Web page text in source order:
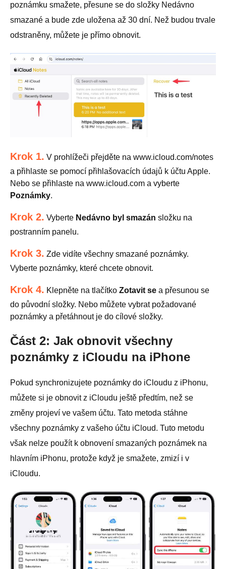
poznámku smažete, přesune se do složky Nedávno
smazané a bude zde uložena až 30 dní. Než budou trvale
odstraněny, můžete je přímo obnovit.
Krok 1. V prohlížeči přejděte na www.icloud.com/notes
a přihlaste se pomocí přihlašovacích údajů k účtu Apple.
Nebo se přihlaste na www.icloud.com a vyberte
Poznámky.
Krok 2. Vyberte Nedávno byl smazán složku na
postranním panelu.
Krok 3. Zde vidíte všechny smazané poznámky.
Vyberte poznámky, které chcete obnovit.
Krok 4. Klepněte na tlačítko Zotavit se a přesunou se
do původní složky. Nebo můžete vybrat požadované
poznámky a přetáhnout je do cílové složky.
Část 2: Jak obnovit všechny
poznámky z iCloudu na iPhone
Pokud synchronizujete poznámky do iCloudu z iPhonu,
můžete si je obnovit z iCloudu ještě předtím, než se
změny projeví ve vašem účtu. Tato metoda stáhne
všechny poznámky z vašeho účtu iCloud. Tuto metodu
však nelze použít k obnovení smazaných poznámek na
hlavním iPhonu, protože když je smažete, zmizí i v
iCloudu.